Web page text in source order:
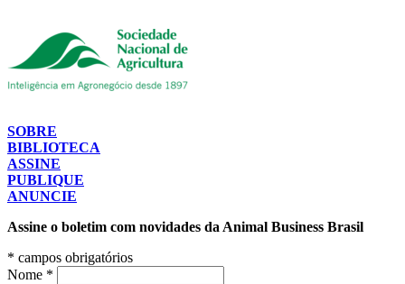
SOBRE
BIBLIOTECA
ASSINE
PUBLIQUE
ANUNCIE
Assine o boletim com novidades da Animal Business Brasil
* campos obrigatórios
Nome *